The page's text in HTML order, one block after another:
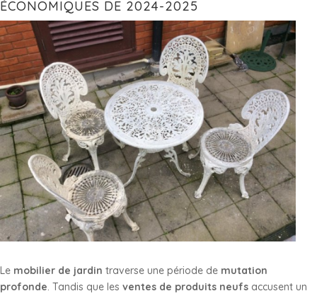
ÉCONOMIQUES DE 2024-2025
Le mobilier de jardin traverse une période de mutation
profonde. Tandis que les ventes de produits neufs accusent un